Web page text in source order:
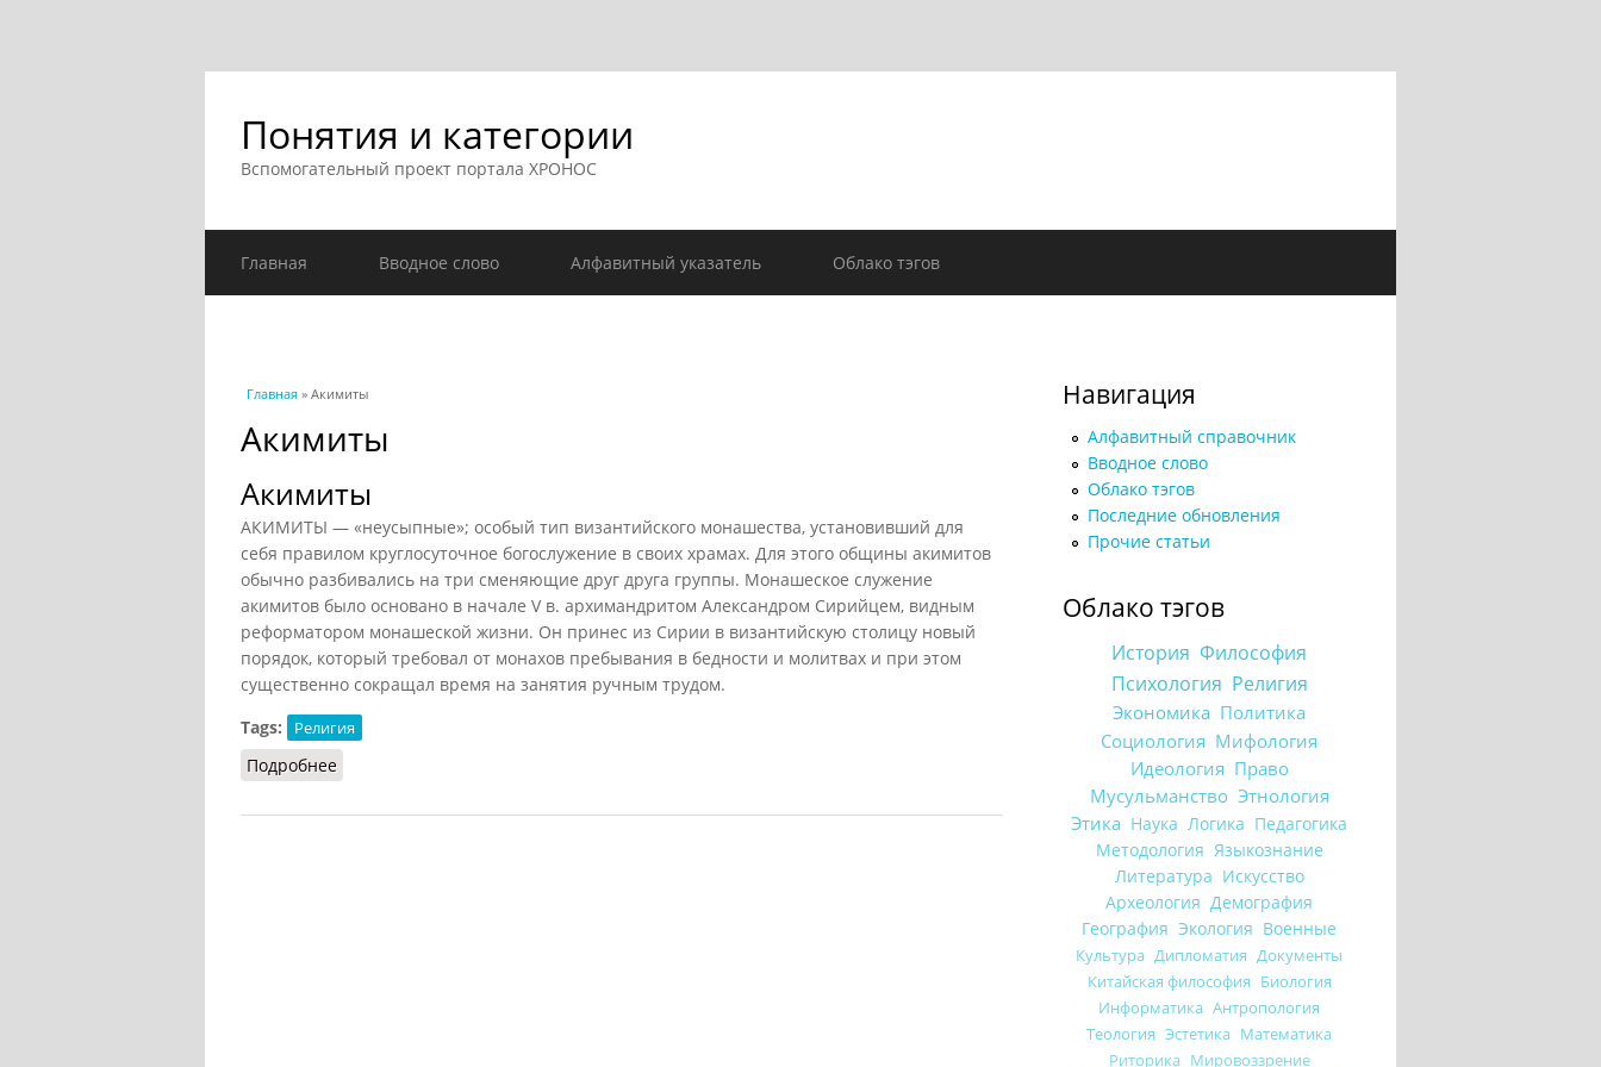
Понятия и категории
Вспомогательный проект портала ХРОНОС
Главная Вводное слово Алфавитный указатель Облако тэгов
Вы здесь
Главная » Акимиты
Акимиты
Акимиты
АКИМИТЫ — «неусыпные»; особый тип византийского монашества, установивший для
себя правилом круглосуточное богослужение в своих храмах. Для этого общины акимитов
обычно разбивались на три сменяющие друг друга группы. Монашеское служение
акимитов было основано в начале V в. архимандритом Александром Сирийцем, видным
реформатором монашеской жизни. Он принес из Сирии в византийскую столицу новый
порядок, который требовал от монахов пребывания в бедности и молитвах и при этом
существенно сокращал время на занятия ручным трудом.
Tags:
Религия
Подробнее
Навигация
Алфавитный справочник
Вводное слово
Облако тэгов
Последние обновления
Прочие статьи
Облако тэгов
История Философия
Психология Религия
Экономика Политика
Социология Мифология
Идеология Право
Мусульманство Этнология
Этика Наука Логика Педагогика
Методология Языкознание
Литература Искусство
Археология Демография
География Экология Военные
Культура Дипломатия Документы
Китайская философия Биология
Информатика Антропология
Теология Эстетика Математика
Риторика Мировоззрение